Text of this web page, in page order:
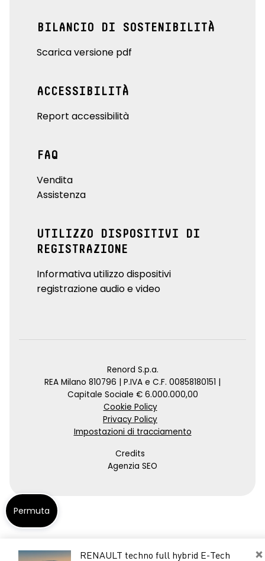
×
RENAULT techno full hybrid E-Tech
BILANCIO DI SOSTENIBILITÀ
Scarica versione pdf
ACCESSIBILITÀ
Report accessibilità
FAQ
Vendita
Assistenza
UTILIZZO DISPOSITIVI DI
REGISTRAZIONE
Informativa utilizzo dispositivi
registrazione audio e video
Renord S.p.a.
REA Milano 810796 | P.IVA e C.F. 00858180151 |
Capitale Sociale € 6.000.000,00
Cookie Policy
Privacy Policy
Impostazioni di tracciamento
Credits
Agenzia SEO
Permuta